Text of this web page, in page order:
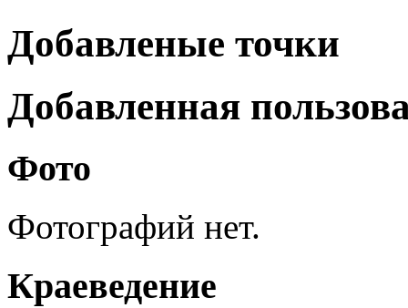
Добавленые точки
Добавленная
Фото
Фотографий нет.
Краеведение